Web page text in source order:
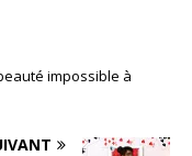
impossible à